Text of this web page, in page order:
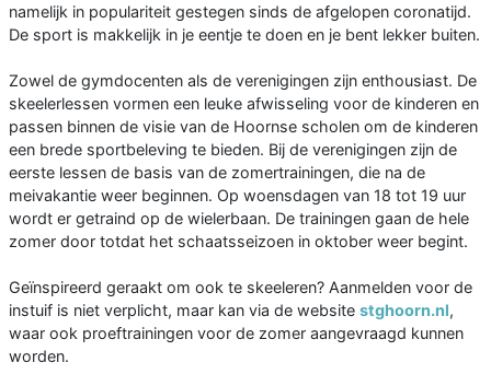
namelijk in populariteit gestegen sinds de afgelopen coronatijd.
De sport is makkelijk in je eentje te doen en je bent lekker buiten.
Zowel de gymdocenten als de verenigingen zijn enthousiast. De
skeelerlessen vormen een leuke afwisseling voor de kinderen en
passen binnen de visie van de Hoornse scholen om de kinderen
een brede sportbeleving te bieden. Bij de verenigingen zijn de
eerste lessen de basis van de zomertrainingen, die na de
meivakantie weer beginnen. Op woensdagen van 18 tot 19 uur
wordt er getraind op de wielerbaan. De trainingen gaan de hele
zomer door totdat het schaatsseizoen in oktober weer begint.
Geïnspireerd geraakt om ook te skeeleren? Aanmelden voor de
instuif is niet verplicht, maar kan via de website stghoorn.nl,
waar ook proeftrainingen voor de zomer aangevraagd kunnen
worden.